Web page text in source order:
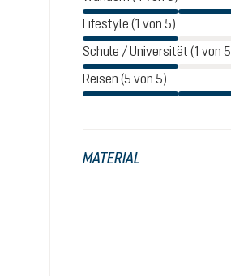
Lifestyle (1 von 5)
Schule / Universität (1 von
Reisen (5 von 5)
MATERIAL